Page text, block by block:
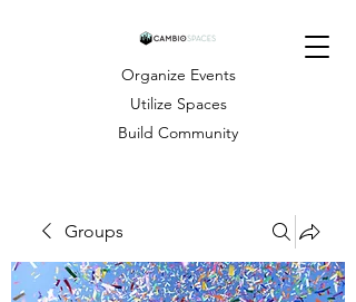
Organize Events
Utilize Spaces
Build Community
Groups